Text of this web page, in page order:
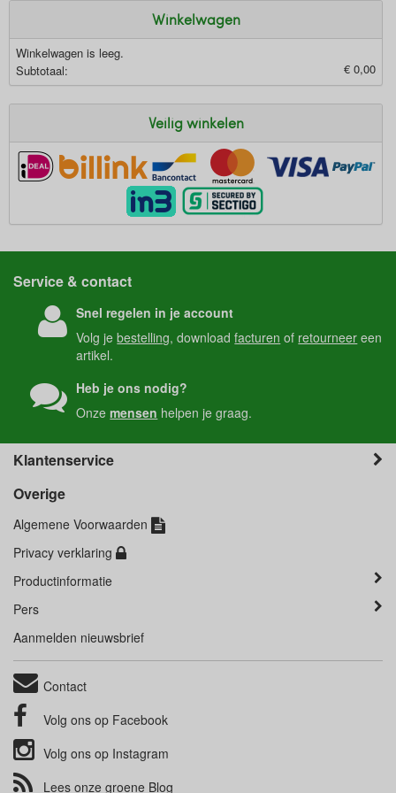
Winkelwagen
Winkelwagen is leeg.
Subtotaal:
€ 0,00
Veilig winkelen
Service & contact
Snel regelen in je account
Volg jebestelling, downloadfacturen of retourneer een
artikel.
Heb je ons nodig?
Onzemensen helpen je graag.
Klantenservice
Overige
Algemene Voorwaarden
Privacy verklaring
Productinformatie
Pers
Aanmelden nieuwsbrief
Contact
Volg ons op Facebook
Volg ons op Instagram
Lees onze groene Blog